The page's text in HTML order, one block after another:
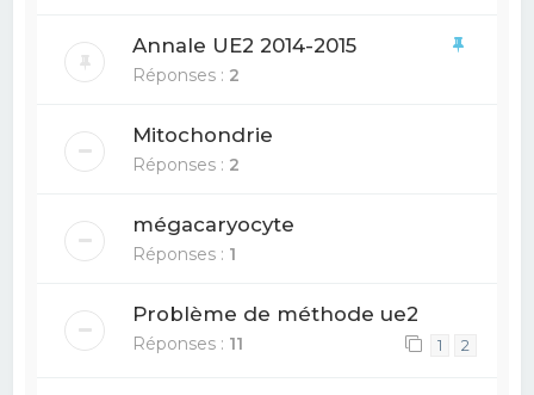
Annale UE2 2014-2015
Réponses : 2
Mitochondrie
Réponses : 2
mégacaryocyte
Réponses : 1
Problème de méthode ue2
Réponses : 11 1 2